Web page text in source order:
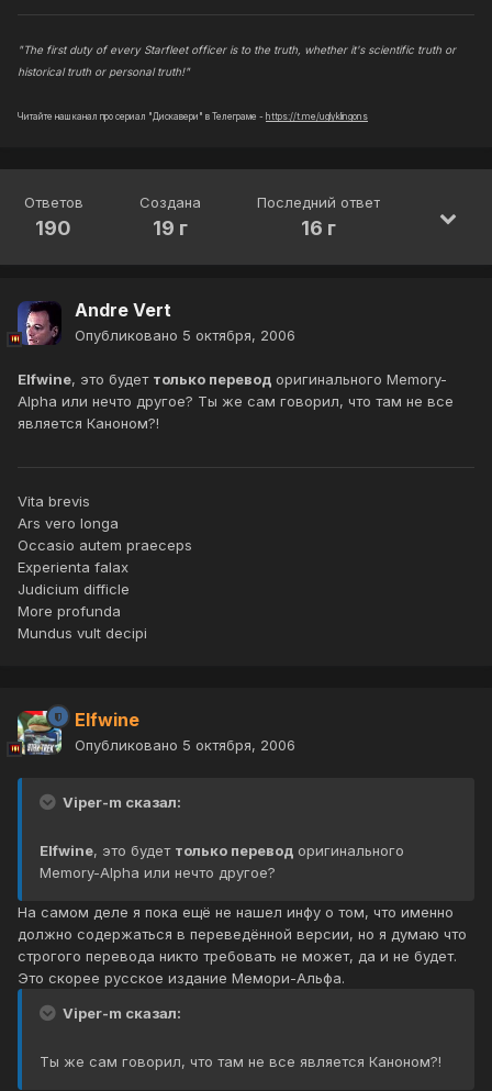
"The first duty of every Starfleet officer is to the truth, whether it's scientific truth or
historical truth or personal truth!"
Читайте наш канал про сериал "Дискавери" в Телеграме - https://t.me/uglyklingons
Ответов
190
Создана
19 г
Последний ответ
16 г
Andre Vert
Опубликовано 5 октября, 2006
Elfwine, это будет только перевод оригинального Memory-
Alpha или нечто другое? Ты же сам говорил, что там не все
является Каноном?!
Vita brevis
Ars vero longa
Occasio autem praeceps
Experienta falax
Judicium difficle
More profunda
Mundus vult decipi
Elfwine
Опубликовано 5 октября, 2006
Viper-m сказал:
Elfwine, это будет только перевод оригинального
Memory-Alpha или нечто другое?
На самом деле я пока ещё не нашел инфу о том, что именно
должно содержаться в переведённой версии, но я думаю что
строгого перевода никто требовать не может, да и не будет.
Это скорее русское издание Мемори-Альфа.
Viper-m сказал:
Ты же сам говорил, что там не все является Каноном?!